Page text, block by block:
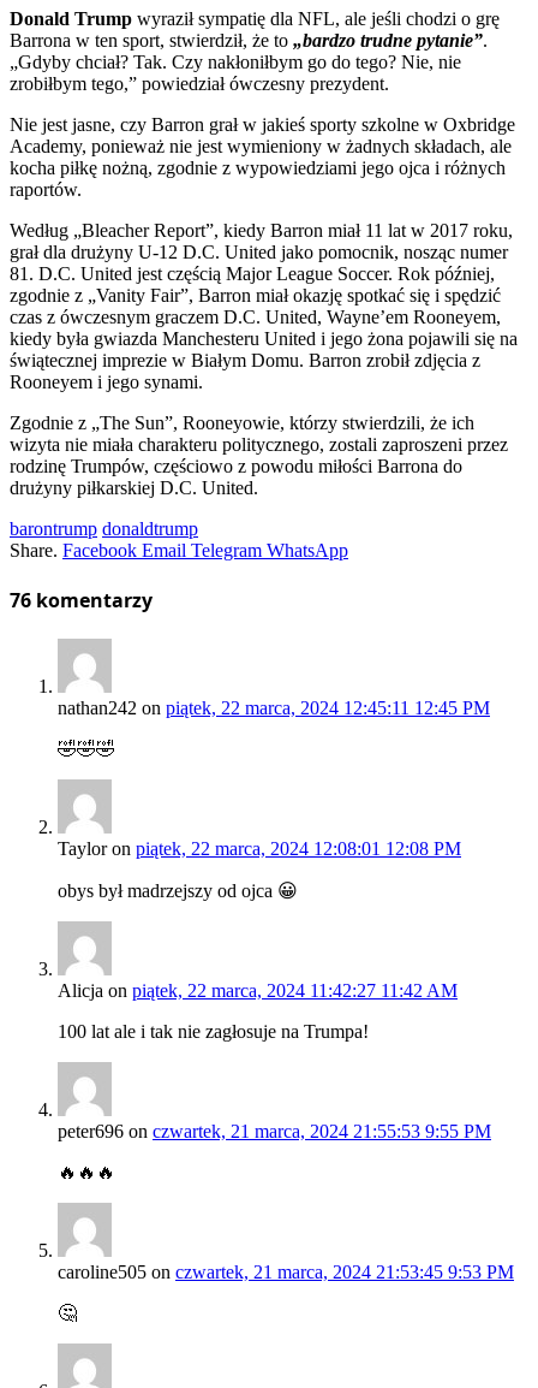
Donald Trump wyraził sympatię dla NFL, ale jeśli chodzi o grę
Barrona w ten sport, stwierdził, że to „bardzo trudne pytanie”.
„Gdyby chciał? Tak. Czy nakłoniłbym go do tego? Nie, nie
zrobiłbym tego,” powiedział ówczesny prezydent.
Nie jest jasne, czy Barron grał w jakieś sporty szkolne w Oxbridge
Academy, ponieważ nie jest wymieniony w żadnych składach, ale
kocha piłkę nożną, zgodnie z wypowiedziami jego ojca i różnych
raportów.
Według „Bleacher Report”, kiedy Barron miał 11 lat w 2017 roku,
grał dla drużyny U-12 D.C. United jako pomocnik, nosząc numer
81. D.C. United jest częścią Major League Soccer. Rok później,
zgodnie z „Vanity Fair”, Barron miał okazję spotkać się i spędzić
czas z ówczesnym graczem D.C. United, Wayne’em Rooneyem,
kiedy była gwiazda Manchesteru United i jego żona pojawili się na
świątecznej imprezie w Białym Domu. Barron zrobił zdjęcia z
Rooneyem i jego synami.
Zgodnie z „The Sun”, Rooneyowie, którzy stwierdzili, że ich
wizyta nie miała charakteru politycznego, zostali zaproszeni przez
rodzinę Trumpów, częściowo z powodu miłości Barrona do
drużyny piłkarskiej D.C. United.
barontrump donaldtrump
Share. Facebook Email Telegram WhatsApp
76 komentarzy
nathan242 on piątek, 22 marca, 2024 12:45:11 12:45 PM
🤣🤣🤣
Tayloron piątek, 22 marca, 2024 12:08:01 12:08 PM
obys był madrzejszy od ojca 😀
Alicja on piątek, 22 marca, 2024 11:42:27 11:42 AM
100 lat ale i tak nie zagłosuje na Trumpa!
peter696 on czwartek, 21 marca, 2024 21:55:53 9:55 PM
🔥🔥🔥
caroline505 on czwartek, 21 marca, 2024 21:53:45 9:53 PM
🤔